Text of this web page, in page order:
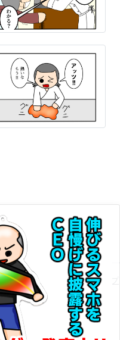
著作権について 免責事項
お問い合わせ